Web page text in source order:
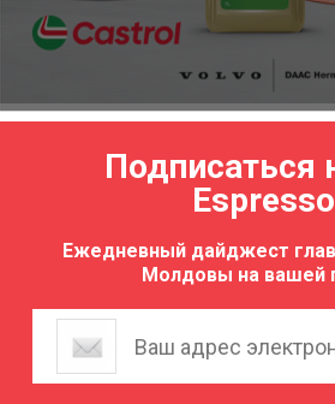
Подписаться
Espresso
Ежедневный дайджест
Молдовы на вашей